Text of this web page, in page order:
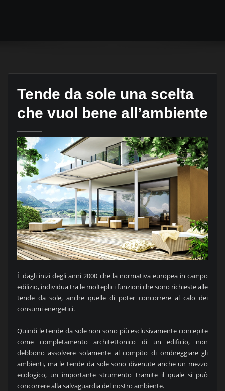
Tende da sole una scelta
che vuol bene all’ambiente
È dagli inizi degli anni 2000 che la normativa europea in campo
edilizio, individua tra le molteplici funzioni che sono richieste alle
tende da sole, anche quelle di poter concorrere al calo dei
consumi energetici.
Quindi le tende da sole non sono più esclusivamente concepite
come completamento architettonico di un edificio, non
debbono assolvere solamente al compito di ombreggiare gli
ambienti, ma le tende da sole sono divenute anche un mezzo
ecologico, un importante strumento tramite il quale si può
concorrere alla salvaguardia del nostro ambiente.